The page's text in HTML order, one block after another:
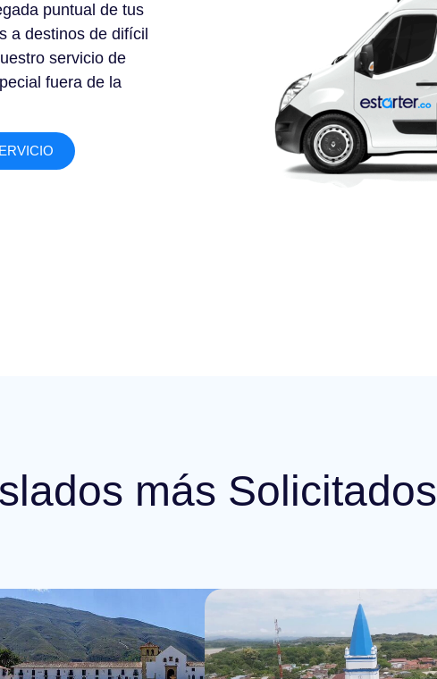
puntual de tus
a destinos de difícil
servicio de
fuera de la
más Solicitados